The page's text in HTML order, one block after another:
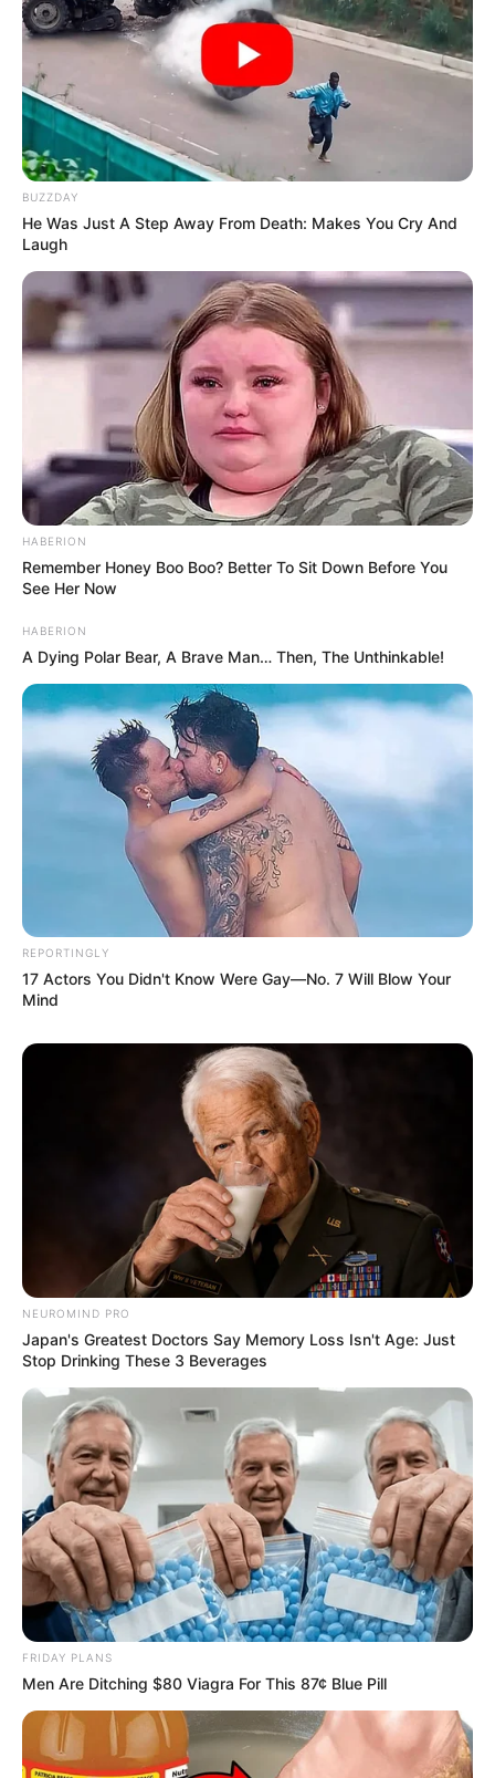
BUZZDAY
He Was Just A Step Away From Death: Makes You Cry And
Laugh
HABERION
Remember Honey Boo Boo? Better To Sit Down Before You
See Her Now
HABERION
A Dying Polar Bear, A Brave Man… Then, The Unthinkable!
REPORTINGLY
17 Actors You Didn't Know Were Gay—No. 7 Will Blow Your
Mind
NEUROMIND PRO
Japan's Greatest Doctors Say Memory Loss Isn't Age: Just
Stop Drinking These 3 Beverages
FRIDAY PLANS
Men Are Ditching $80 Viagra For This 87¢ Blue Pill